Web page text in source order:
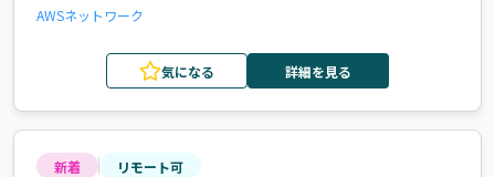
AWSネットワーク
気になる 詳細を見る
新着 リモート可